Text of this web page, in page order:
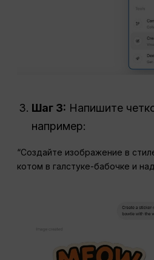
Шаг 3: Напишите
например:
“Создайте изображение в
котом в галстуке-бабочке и